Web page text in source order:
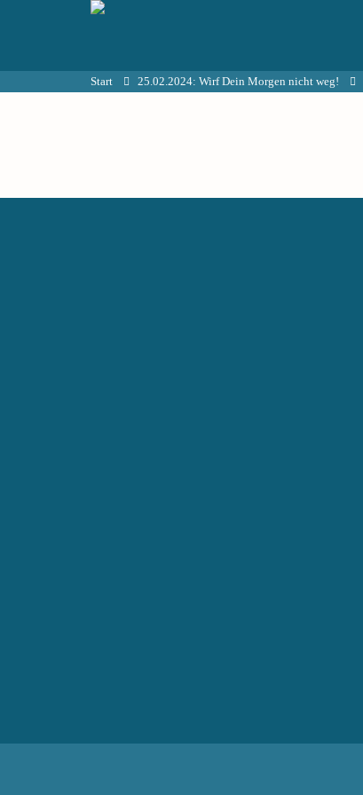
Start 25.02.2024: Wirf Dein Morgen nicht weg!